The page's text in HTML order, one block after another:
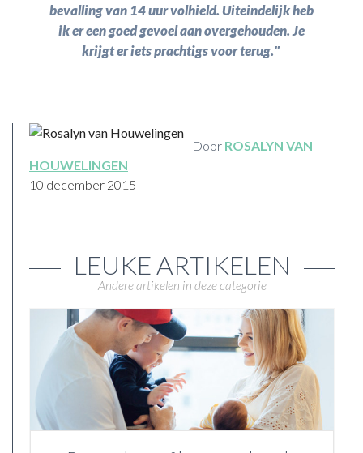
bevalling van 14 uur volhield. Uiteindelijk heb
ik er een goed gevoel aan overgehouden. Je
krijgt er iets prachtigs voor terug."
Door ROSALYN VAN
HOUWELINGEN
10 december 2015
LEUKE ARTIKELEN
Andere artikelen in deze categorie